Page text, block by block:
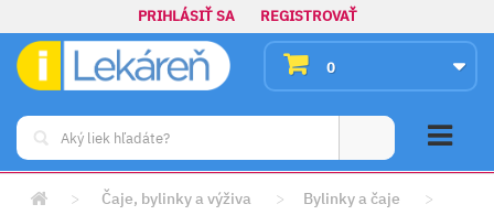
PRIHLÁSIŤ SA REGISTROVAŤ
0
> Čaje, bylinky a výživa > Bylinky a čaje
>